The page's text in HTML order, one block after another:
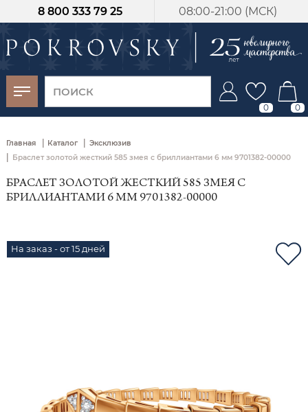
08:00-21:00 (МСК)
8 800 333 79 25
0 0
Главная | Каталог | Эксклюзив
| Браслет золотой жесткий 585 змея с бриллиантами 6 мм 9701382-00000
БРАСЛЕТ ЗОЛОТОЙ ЖЕСТКИЙ 585 ЗМЕЯ С
БРИЛЛИАНТАМИ 6 ММ 9701382-00000
На заказ - от 15 дней
-30%
от 15 дней с
момента оплаты